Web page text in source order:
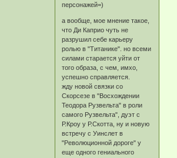
персонажей=)
а вообще, мое мнение такое,
что Ди Каприо чуть не
разрушил себе карьеру
ролью в "Титанике". но всеми
силами старается уйти от
того образа, с чем, имхо,
успешно справляется.
жду новой связки со
Скорсезе в "Восхождении
Теодора Рузвельта" в роли
самого Рузвельта", дуэт с
Р.Кроу у Р.Скотта, ну и новую
встречу с Уинслет в
"Революционной дороге" у
еще одного гениального